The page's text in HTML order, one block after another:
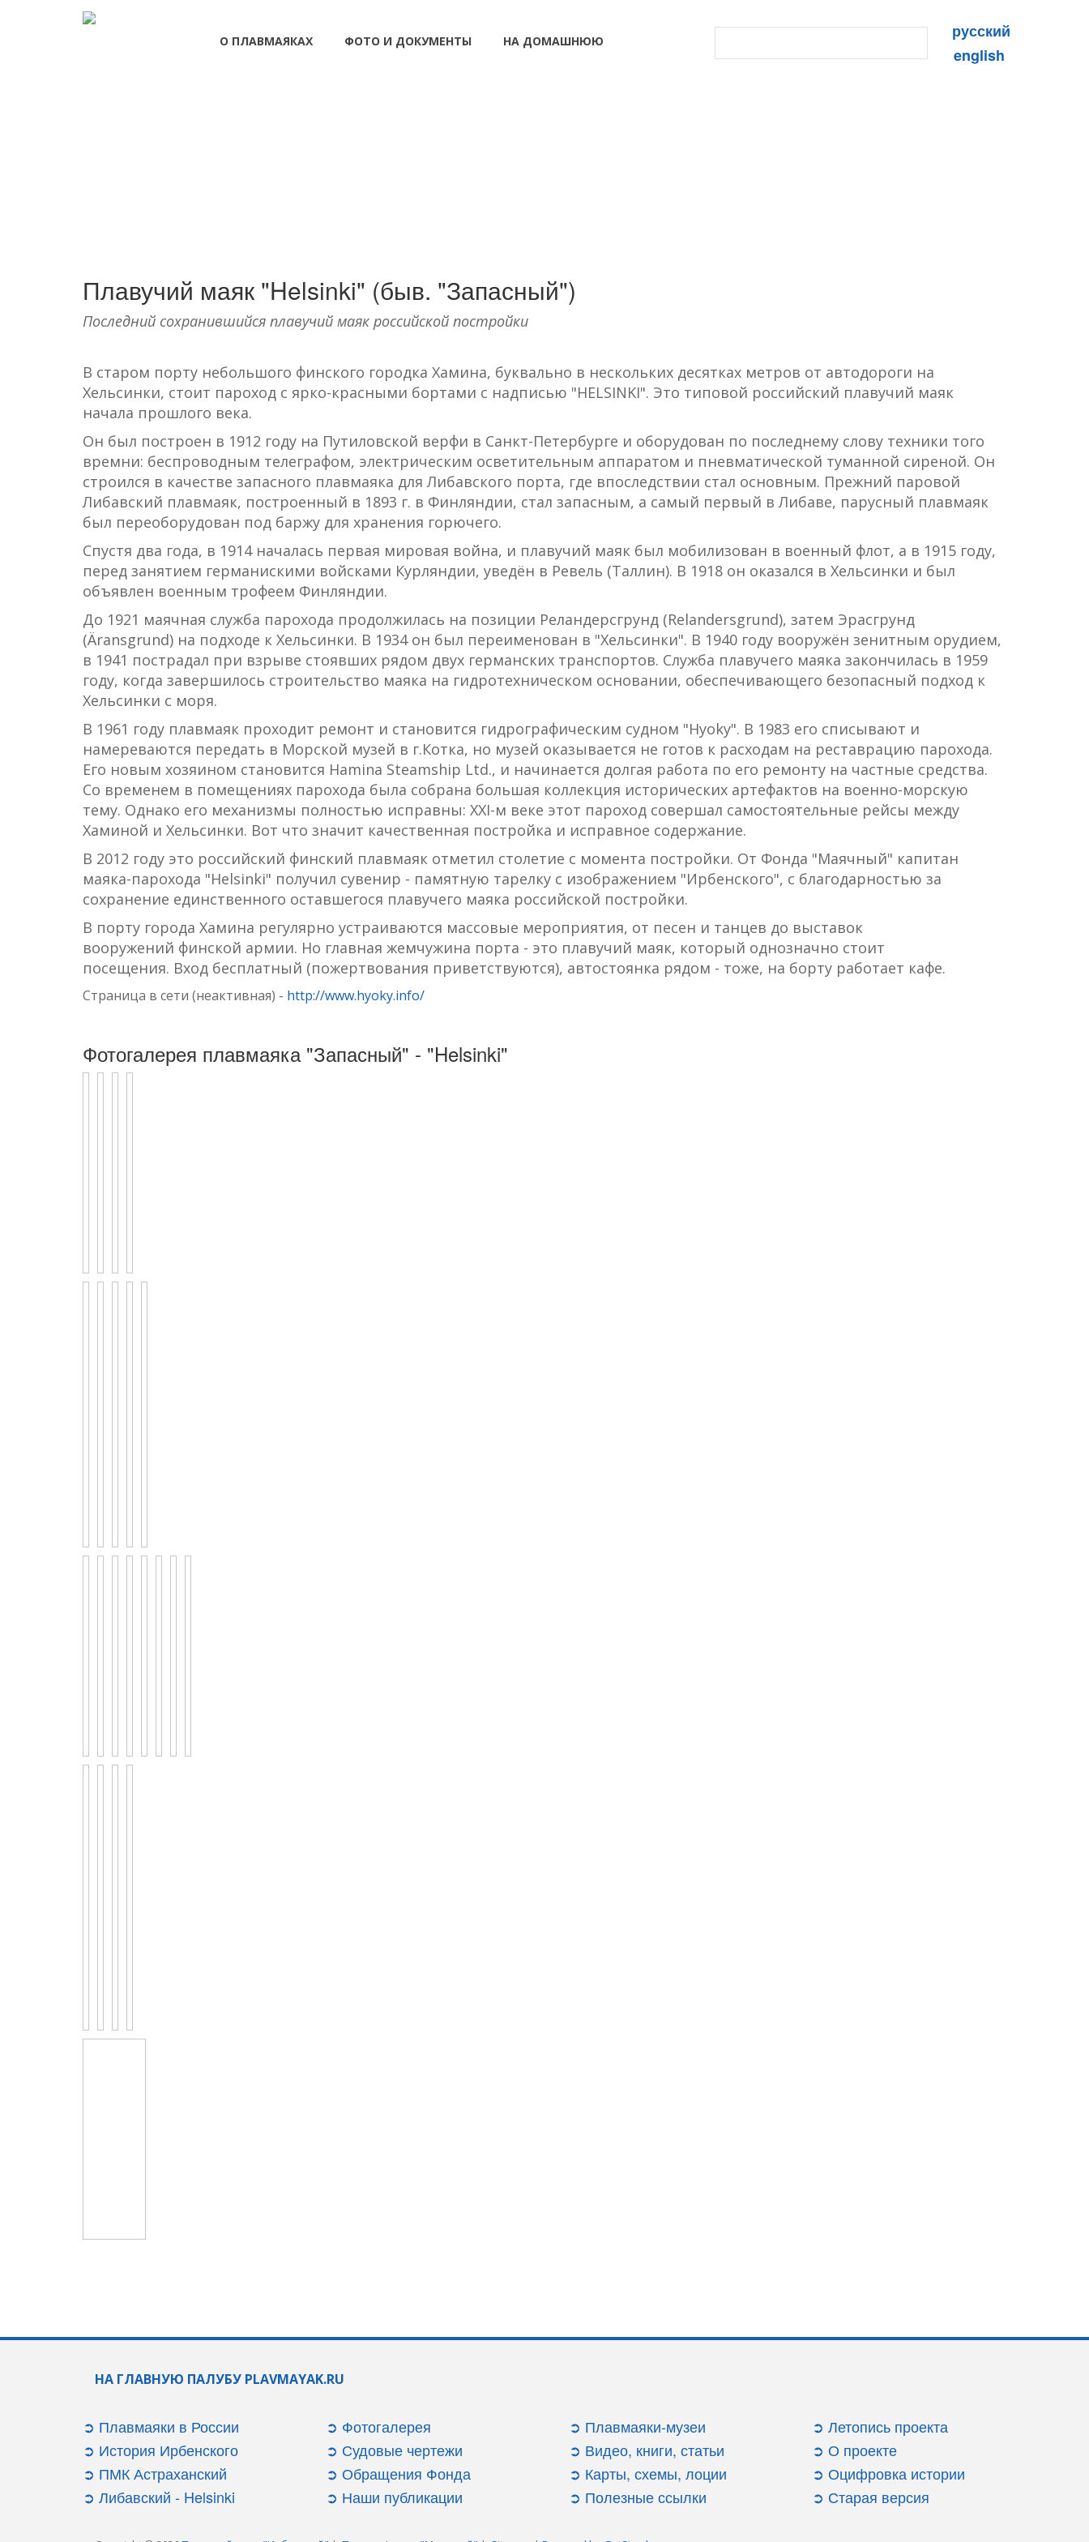
О ПЛАВМАЯКАХ ФОТО И ДОКУМЕНТЫ НА ДОМАШНЮЮ
русский
english
Плавучий маяк "Helsinki" (быв. "Запасный")
Последний сохранившийся плавучий маяк российской постройки
В старом порту небольшого финского городка Хамина, буквально в нескольких десятках метров от автодороги на
Хельсинки, стоит пароход с ярко-красными бортами с надписью "HELSINKI". Это типовой российский плавучий маяк
начала прошлого века.
Он был построен в 1912 году на Путиловской верфи в Санкт-Петербурге и оборудован по последнему слову техники того
времни: беспроводным телеграфом, электрическим осветительным аппаратом и пневматической туманной сиреной. Он
строился в качестве запасного плавмаяка для Либавского порта, где впоследствии стал основным. Прежний паровой
Либавский плавмаяк, построенный в 1893 г. в Финляндии, стал запасным, а самый первый в Либаве, парусный плавмаяк
был переоборудован под баржу для хранения горючего.
Спустя два года, в 1914 началась первая мировая война, и плавучий маяк был мобилизован в военный флот, а в 1915 году,
перед занятием германискими войсками Курляндии, уведён в Ревель (Таллин). В 1918 он оказался в Хельсинки и был
объявлен военным трофеем Финляндии.
До 1921 маячная служба парохода продолжилась на позиции Реландерсгрунд (Relandersgrund), затем Эрасгрунд
(Äransgrund) на подходе к Хельсинки. В 1934 он был переименован в "Хельсинки". В 1940 году вооружён зенитным орудием,
в 1941 пострадал при взрыве стоявших рядом двух германских транспортов. Служба плавучего маяка закончилась в 1959
году, когда завершилось строительство маяка на гидротехническом основании, обеспечивающего безопасный подход к
Хельсинки с моря.
В 1961 году плавмаяк проходит ремонт и становится гидрографическим судном "Hyoky". В 1983 его списывают и
намереваются передать в Морской музей в г.Котка, но музей оказывается не готов к расходам на реставрацию парохода.
Его новым хозяином становится Hamina Steamship Ltd., и начинается долгая работа по его ремонту на частные средства.
Со временем в помещениях парохода была собрана большая коллекция исторических артефактов на военно-морскую
тему. Однако его механизмы полностью исправны: XXI-м веке этот пароход совершал самостоятельные рейсы между
Хаминой и Хельсинки. Вот что значит качественная постройка и исправное содержание.
В 2012 году это российский финский плавмаяк отметил столетие с момента постройки. От Фонда "Маячный" капитан
маяка-парохода "Helsinki" получил сувенир - памятную тарелку с изображением "Ирбенского", с благодарностью за
сохранение единственного оставшегося плавучего маяка российской постройки.
В порту города Хамина регулярно устраиваются массовые мероприятия, от песен и танцев до выставок
вооружений финской армии. Но главная жемчужина порта - это плавучий маяк, который однозначно стоит
посещения. Вход бесплатный (пожертвования приветствуются), автостоянка рядом - тоже, на борту работает кафе.
Страница в сети (неактивная) - http://www.hyoky.info/
Фотогалерея плавмаяка "Запасный" - "Helsinki"
НА ГЛАВНУЮ ПАЛУБУ PLAVMAYAK.RU
➲ Плавмаяки в России
➲ История Ирбенского
➲ ПМК Астраханский
➲ Либавский - Helsinki
➲ Фотогалерея
➲ Судовые чертежи
➲ Обращения Фонда
➲ Наши публикации
➲ Плавмаяки-музеи
➲ Видео, книги, статьи
➲ Карты, схемы, лоции
➲ Полезные ссылки
➲ Летопись проекта
➲ О проекте
➲ Оцифровка истории
➲ Старая версия